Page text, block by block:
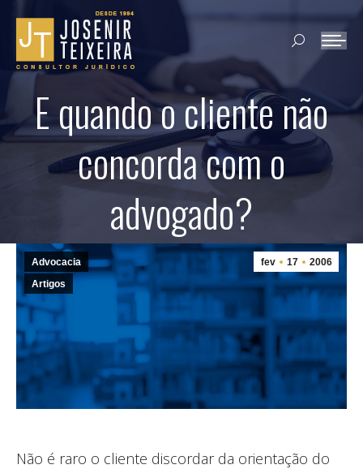
Search:
E quando o cliente não
concorda com o
advogado?
fev 17 2006
Advocacia
Artigos
Não é raro o cliente discordar da orientação do